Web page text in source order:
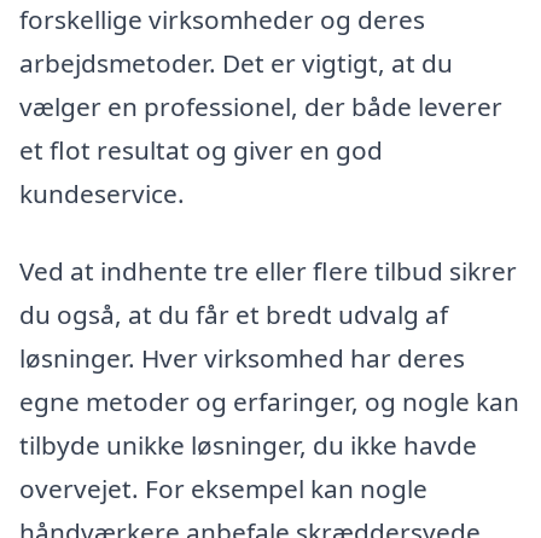
forskellige virksomheder og deres
arbejdsmetoder. Det er vigtigt, at du
vælger en professionel, der både leverer
et flot resultat og giver en god
kundeservice.
Ved at indhente tre eller flere tilbud sikrer
du også, at du får et bredt udvalg af
løsninger. Hver virksomhed har deres
egne metoder og erfaringer, og nogle kan
tilbyde unikke løsninger, du ikke havde
overvejet. For eksempel kan nogle